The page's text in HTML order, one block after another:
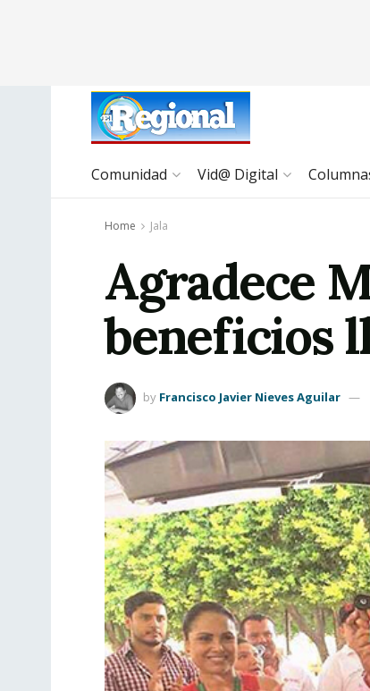
Comunidad Vid@ Digital
Home Jala
Agradece
beneficios
by Francisco Javier Nieves Aguilar